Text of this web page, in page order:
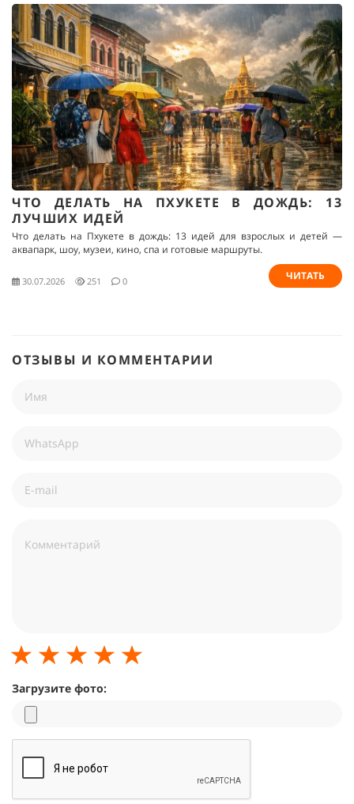
ЧТО ДЕЛАТЬ НА ПХУКЕТЕ В ДОЖДЬ: 13
ЛУЧШИХ ИДЕЙ
Что делать на Пхукете в дождь: 13 идей для взрослых и детей —
аквапарк, шоу, музеи, кино, спа и готовые маршруты.
30.07.2026 251 0 ЧИТАТЬ
ОТЗЫВЫ И КОММЕНТАРИИ
Загрузите фото: